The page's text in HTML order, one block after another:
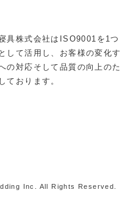
具株式会社はISO9001を1つ
して活用し、お客様の変化す
の対応そして品質の向上のた
ております。
Inc. All Rights Reserved.